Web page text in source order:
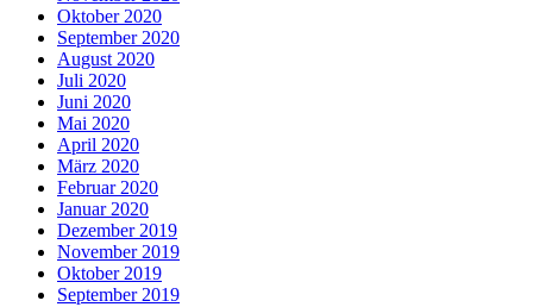
Oktober 2020
September 2020
August 2020
Juli 2020
Juni 2020
Mai 2020
April 2020
März 2020
Februar 2020
Januar 2020
Dezember 2019
November 2019
Oktober 2019
September 2019